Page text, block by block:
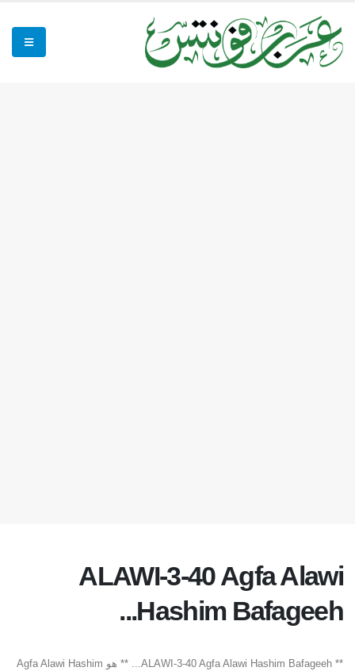
ALAWI-3-40 Agfa Alawi
Hashim Bafageeh...
** ALAWI-3-40 Agfa Alawi Hashim Bafageeh... ** هو Agfa Alawi Hashim